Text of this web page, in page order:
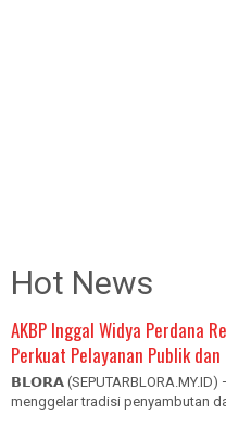
Hot News
AKBP Inggal Widya Perdana
Perkuat Pelayanan Publik
𝗕𝗟𝗢𝗥𝗔
menggelar tradisi penyambutan